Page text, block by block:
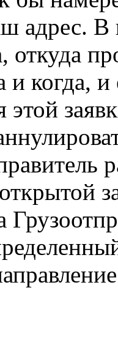
адрес. В
и когда,
этой